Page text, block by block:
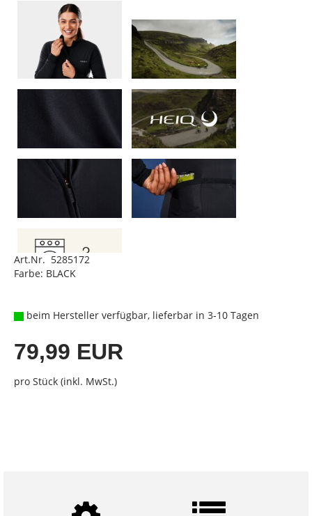
Art.Nr. 5285172
Farbe: BLACK
beim Hersteller verfügbar, lieferbar in 3-10 Tagen
79,99 EUR
pro Stück (inkl. MwSt.)